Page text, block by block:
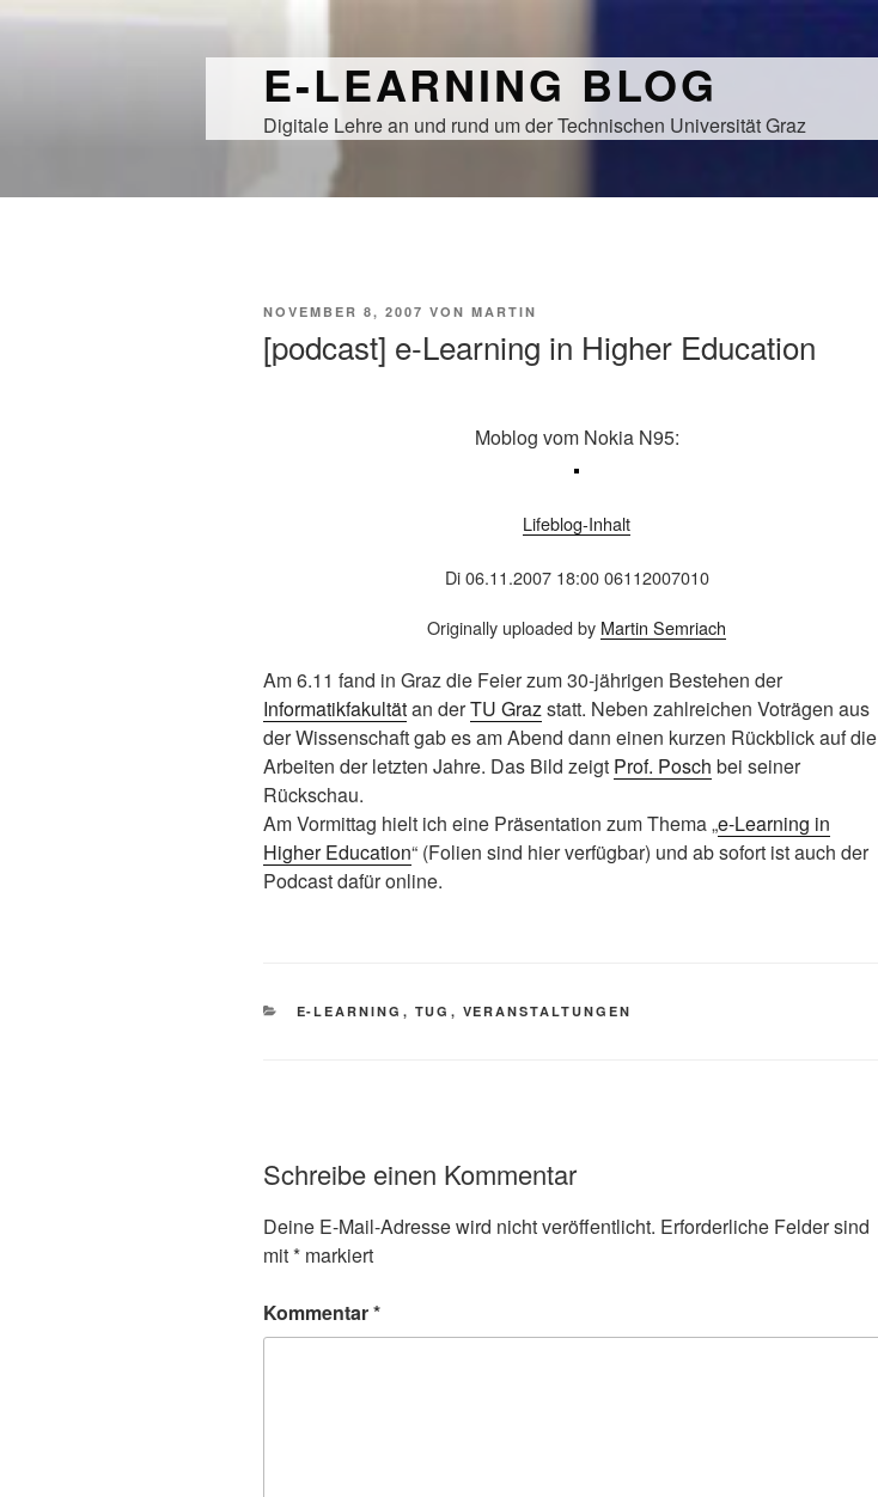
E-LEARNING BLOG
Digitale Lehre an und rund um der Technischen Universität Graz
VERÖFFENTLICHT
NOVEMBER 8, 2007 VON MARTIN
[podcast] e-Learning in Higher Education
Moblog vom Nokia N95:
Lifeblog-Inhalt
Di 06.11.2007 18:00 06112007010
Originally uploaded by Martin Semriach
Am 6.11 fand in Graz die Feier zum 30-jährigen Bestehen der
Informatikfakultätan derTU Grazstatt. Neben zahlreichen Voträgen aus
der Wissenschaft gab es am Abend dann einen kurzen Rückblick auf die
Arbeiten der letzten Jahre. Das Bild zeigt Prof. Posch bei seiner
Rückschau.
Am Vormittag hielt ich eine Präsentation zum Thema „e-Learning in
Higher Education“ (Folien sind hier verfügbar) und ab sofort ist auch der
Podcast dafür online.
KATEGORIEN
E-LEARNING , TUG , VERANSTALTUNGEN
Schreibe einen Kommentar
Deine E-Mail-Adresse wird nicht veröffentlicht. Erforderliche Felder sind
mit* markiert
Kommentar*